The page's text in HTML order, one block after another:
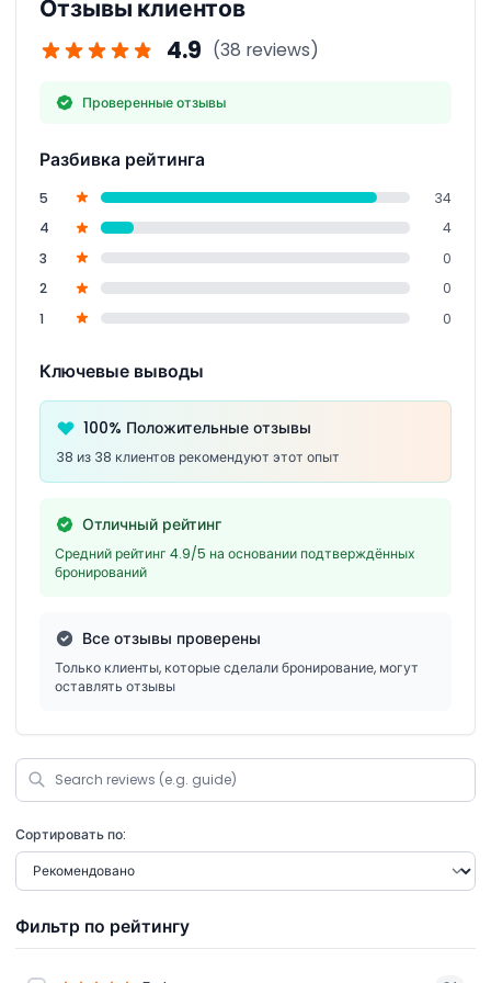
ознакомиться с ограничениями по аттракциону и
Отзывы клиентов
4.9 (38 reviews)
Проверенные отзывы
Разбивка рейтинга
5
34
4
4
3
0
2
0
1
0
Ключевые выводы
100% Положительные отзывы
38 из 38 клиентов рекомендуют этот опыт
Отличный рейтинг
Средний рейтинг 4.9/5 на основании подтверждённых
бронирований
Все отзывы проверены
Только клиенты, которые сделали бронирование, могут
оставлять отзывы
Сортировать по:
Фильтр по рейтингу